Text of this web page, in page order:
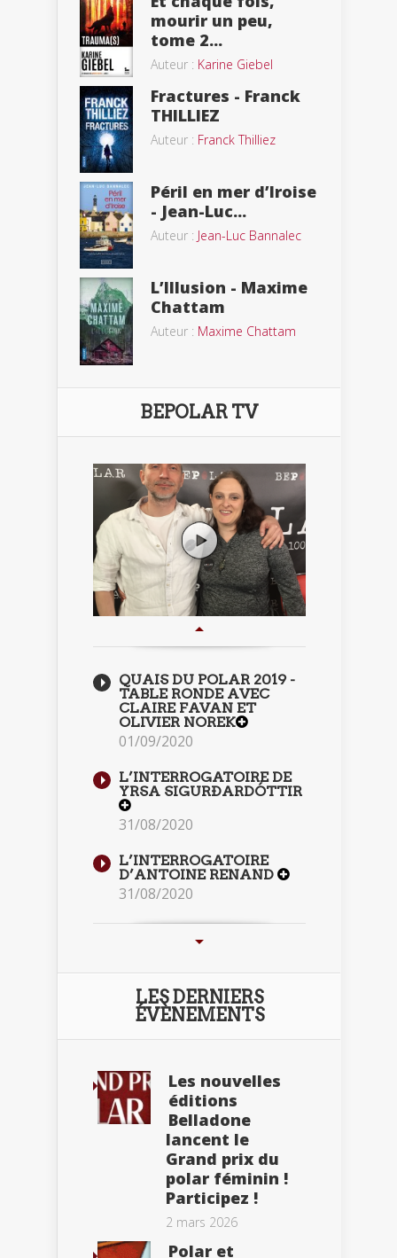
mourir un peu,
tome 2...
Auteur : Karine Giebel
Fractures - Franck
THILLIEZ
Auteur : Franck Thilliez
Péril en mer d’Iroise
- Jean-Luc...
Auteur : Jean-Luc Bannalec
L’Illusion - Maxime
Chattam
Auteur : Maxime Chattam
BEPOLAR TV
QUAIS DU POLAR 2019 -
TABLE RONDE AVEC
CLAIRE FAVAN ET
OLIVIER NOREK
01/09/2020
L’INTERROGATOIRE DE
YRSA SIGURÐARDÓTTIR
31/08/2020
L’INTERROGATOIRE
D’ANTOINE RENAND
31/08/2020
LES DERNIERS
ÉVÈNEMENTS
Les nouvelles
éditions
Belladone
lancent le
Grand prix du
polar féminin !
Participez !
2 mars 2026
Polar et